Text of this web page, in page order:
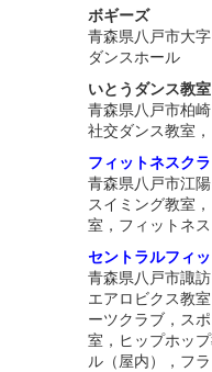
ボギーズ
青森県八戸市大
ダンスホール
いとうダンス教室
青森県八戸市柏
社交ダンス教室
フィットネスク
青森県八戸市江
スイミング教室
室，フィットネ
セントラルフィ
青森県八戸市諏
エアロビクス教
ーツクラブ，ス
室，ヒップホッ
ル（屋内），フ